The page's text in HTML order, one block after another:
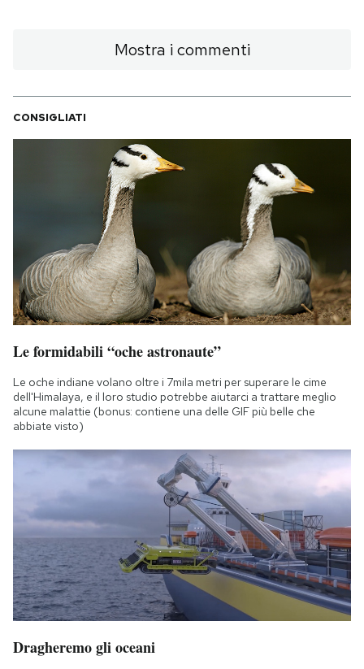
Mostra i commenti
CONSIGLIATI
Le formidabili “oche astronaute”
Le oche indiane volano oltre i 7mila metri per superare le cime
dell'Himalaya, e il loro studio potrebbe aiutarci a trattare meglio
alcune malattie (bonus: contiene una delle GIF più belle che
abbiate visto)
Dragheremo gli oceani